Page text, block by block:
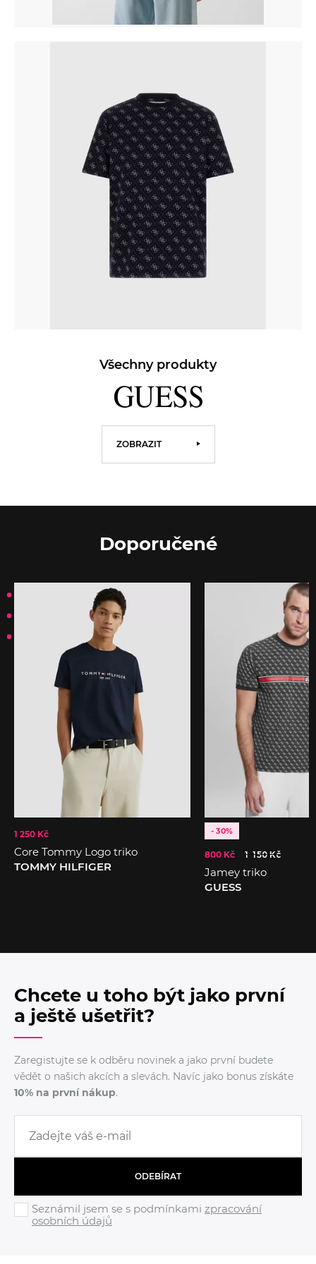
Všechny produkty
ZOBRAZIT
Doporučené
1 250 Kč
Core Tommy Logo triko
TOMMY HILFIGER
- 30%
800 Kč 1 150 Kč
Jamey triko
GUESS
Chcete u toho být jako první
a ještě ušetřit?
Zaregistujte se k odběru novinek a jako první budete
vědět o našich akcích a slevách. Navíc jako bonus získáte
10% na první nákup.
ODEBÍRAT
Seznámil jsem se s podmínkami zpracování
osobních údajů